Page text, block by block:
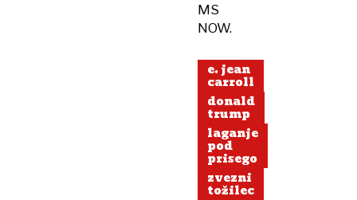
MS
NOW.
e. jean
carroll
donald
trump
laganje
pod
prisego
zvezni
tožilec